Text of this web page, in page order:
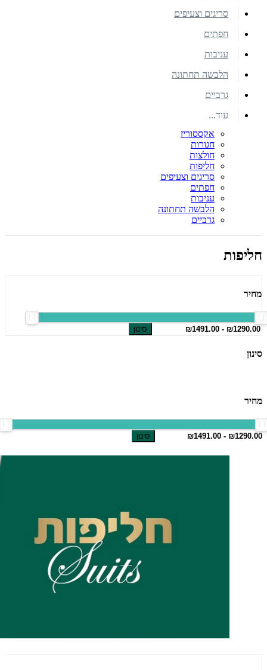
סריגים וצעיפים
חפתים
עניבות
הלבשה תחתונה
גרביים
עוד...
אקססוריז
חגורות
חולצות
חליפות
סריגים וצעיפים
חפתים
עניבות
הלבשה תחתונה
גרביים
חליפות
מחיר
סינון
סינון
מחיר
סינון